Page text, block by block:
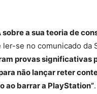
a sua teoria de
ler-se no comunicado da
provas significativas
não lançar reter
ao barrar a PlayStation”.